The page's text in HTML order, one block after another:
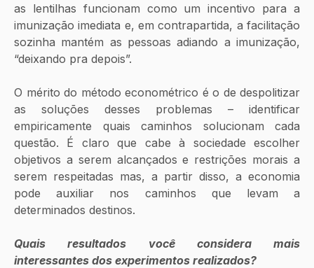
as lentilhas funcionam como um incentivo para a
imunização imediata e, em contrapartida, a facilitação
sozinha mantém as pessoas adiando a imunização,
“deixando pra depois”.
O mérito do método econométrico é o de despolitizar
as soluções desses problemas – identificar
empiricamente quais caminhos solucionam cada
questão. É claro que cabe à sociedade escolher
objetivos a serem alcançados e restrições morais a
serem respeitadas mas, a partir disso, a economia
pode auxiliar nos caminhos que levam a
determinados destinos.
Quais resultados você considera mais
interessantes dos experimentos realizados?